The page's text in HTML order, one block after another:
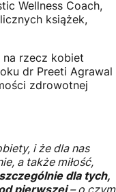
Wellness Coach,
książek,
na rzecz kobiet
dr Preeti Agrawal
zdrowotnej
i że dla nas
a także miłość,
dla tych,